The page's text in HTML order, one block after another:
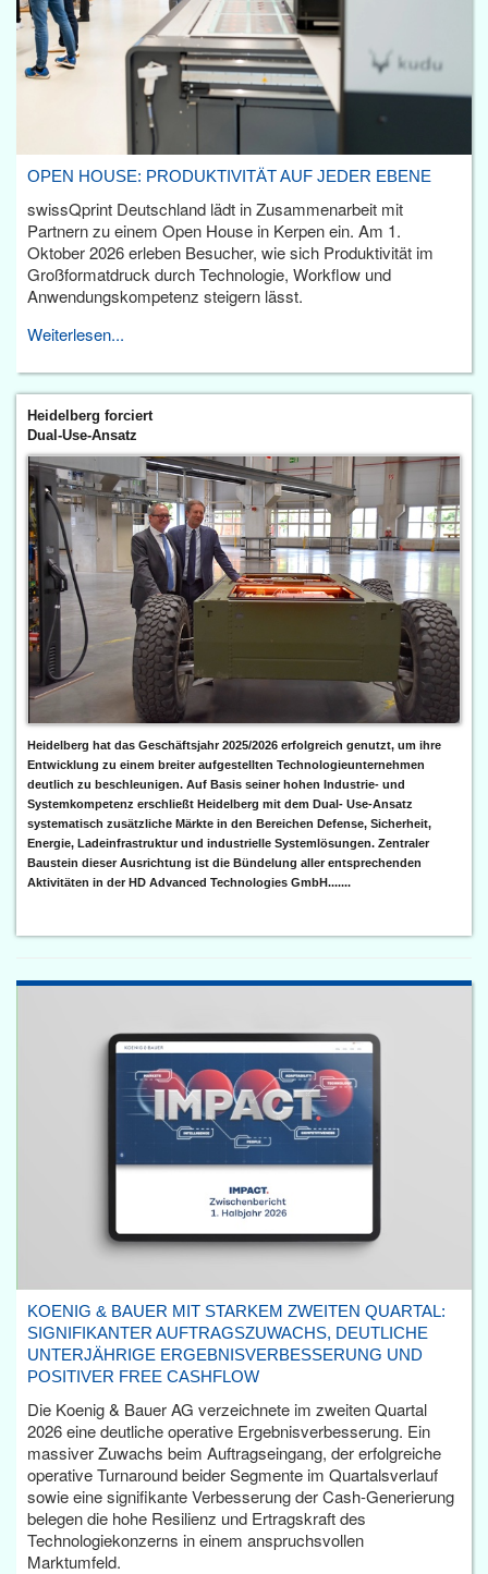
OPEN HOUSE: PRODUKTIVITÄT AUF JEDER EBENE
swissQprint Deutschland lädt in Zusammenarbeit mit
Partnern zu einem Open House in Kerpen ein. Am 1.
Oktober 2026 erleben Besucher, wie sich Produktivität im
Großformatdruck durch Technologie, Workflow und
Anwendungskompetenz steigern lässt.
Weiterlesen...
Heidelberg forciert
Dual-Use-Ansatz
Heidelberg hat das Geschäftsjahr 2025/2026 erfolgreich genutzt, um ihre
Entwicklung zu einem breiter aufgestellten Technologieunternehmen
deutlich zu beschleunigen. Auf Basis seiner hohen Industrie- und
Systemkompetenz erschließt Heidelberg mit dem Dual- Use-Ansatz
systematisch zusätzliche Märkte in den Bereichen Defense, Sicherheit,
Energie, Ladeinfrastruktur und industrielle Systemlösungen. Zentraler
Baustein dieser Ausrichtung ist die Bündelung aller entsprechenden
Aktivitäten in der HD Advanced Technologies GmbH.......
KOENIG & BAUER MIT STARKEM ZWEITEN QUARTAL:
SIGNIFIKANTER AUFTRAGSZUWACHS, DEUTLICHE
UNTERJÄHRIGE ERGEBNISVERBESSERUNG UND
POSITIVER FREE CASHFLOW
Die Koenig & Bauer AG verzeichnete im zweiten Quartal
2026 eine deutliche operative Ergebnisverbesserung. Ein
massiver Zuwachs beim Auftragseingang, der erfolgreiche
operative Turnaround beider Segmente im Quartalsverlauf
sowie eine signifikante Verbesserung der Cash-Generierung
belegen die hohe Resilienz und Ertragskraft des
Technologiekonzerns in einem anspruchsvollen
Marktumfeld.